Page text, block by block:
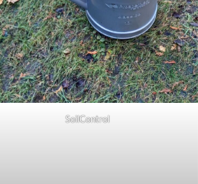
SoilControl